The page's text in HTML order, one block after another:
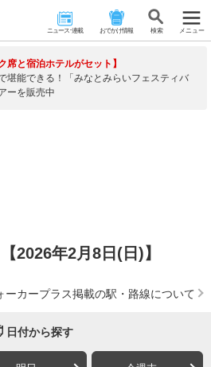
ニュース･連載 おでかけ情報 検 索 メニュー
席と宿泊ホテルがセット】
堪能できる！「みなとみらいフェスティバ
ーを販売中
2026年2月8日(日)】
ーカープラス掲載の駅・路線について
日付から探す